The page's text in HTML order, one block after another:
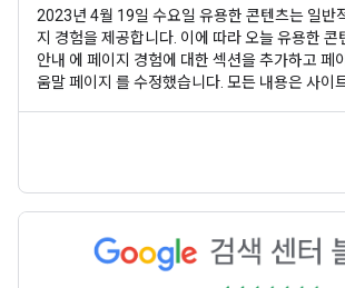
2023년 4월 19일 수요일 유용한 콘텐츠는 일반
지 경험을 제공합니다. 이에 따라 오늘 유용한 콘
안내 에 페이지 경험에 대한 섹션을 추가하고 페
움말 페이지 를 수정했습니다. 모든 내용은 사이